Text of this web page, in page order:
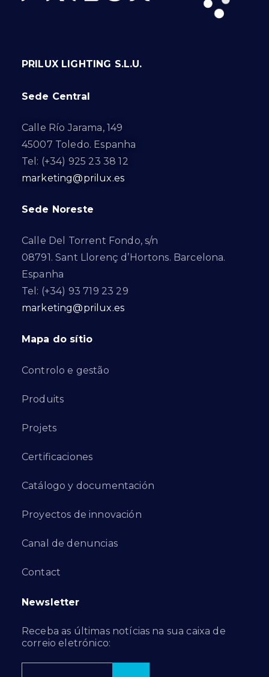
PRILUX LIGHTING S.L.U.
Sede Central
Calle Río Jarama, 149
45007 Toledo. Espanha
Tel: (+34) 925 23 38 12
marketing@prilux.es
Sede Noreste
Calle Del Torrent Fondo, s/n
08791. Sant Llorenç d’Hortons. Barcelona.
Espanha
Tel: (+34) 93 719 23 29
marketing@prilux.es
Mapa do sítio
Controlo e gestão
Produits
Projets
Certificaciones
Catálogo y documentación
Proyectos de innovación
Canal de denuncias
Contact
Newsletter
Receba as últimas notícias na sua caixa de
correio eletrónico: